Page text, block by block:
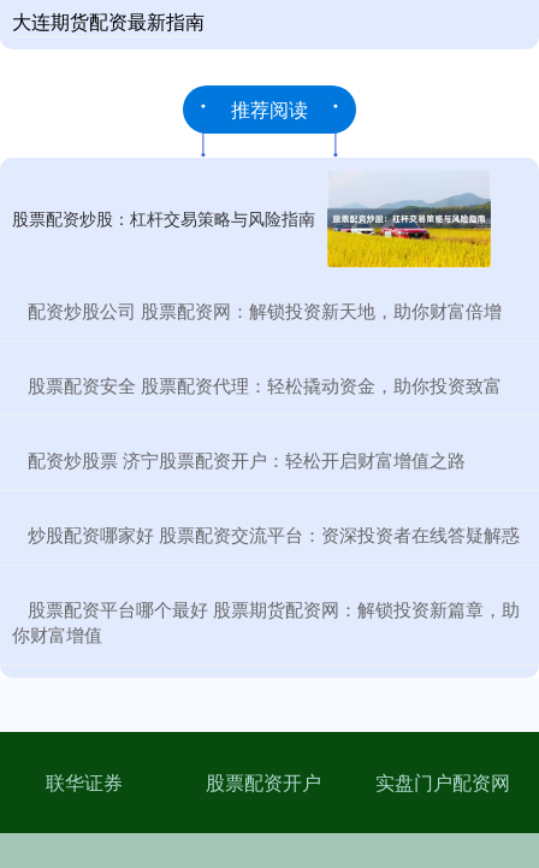
大连期货配资最新指南
推荐阅读
股票配资炒股：杠杆交易策略与风险指南
​配资炒股公司 股票配资网：解锁投资新天地，助你财富倍增
​股票配资安全 股票配资代理：轻松撬动资金，助你投资致富
​配资炒股票 济宁股票配资开户：轻松开启财富增值之路
​炒股配资哪家好 股票配资交流平台：资深投资者在线答疑解惑
​股票配资平台哪个最好 股票期货配资网：解锁投资新篇章，助
你财富增值
联华证券 股票配资开户 实盘门户配资网